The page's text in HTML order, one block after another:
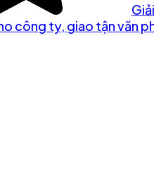
công ty, giao tận văn